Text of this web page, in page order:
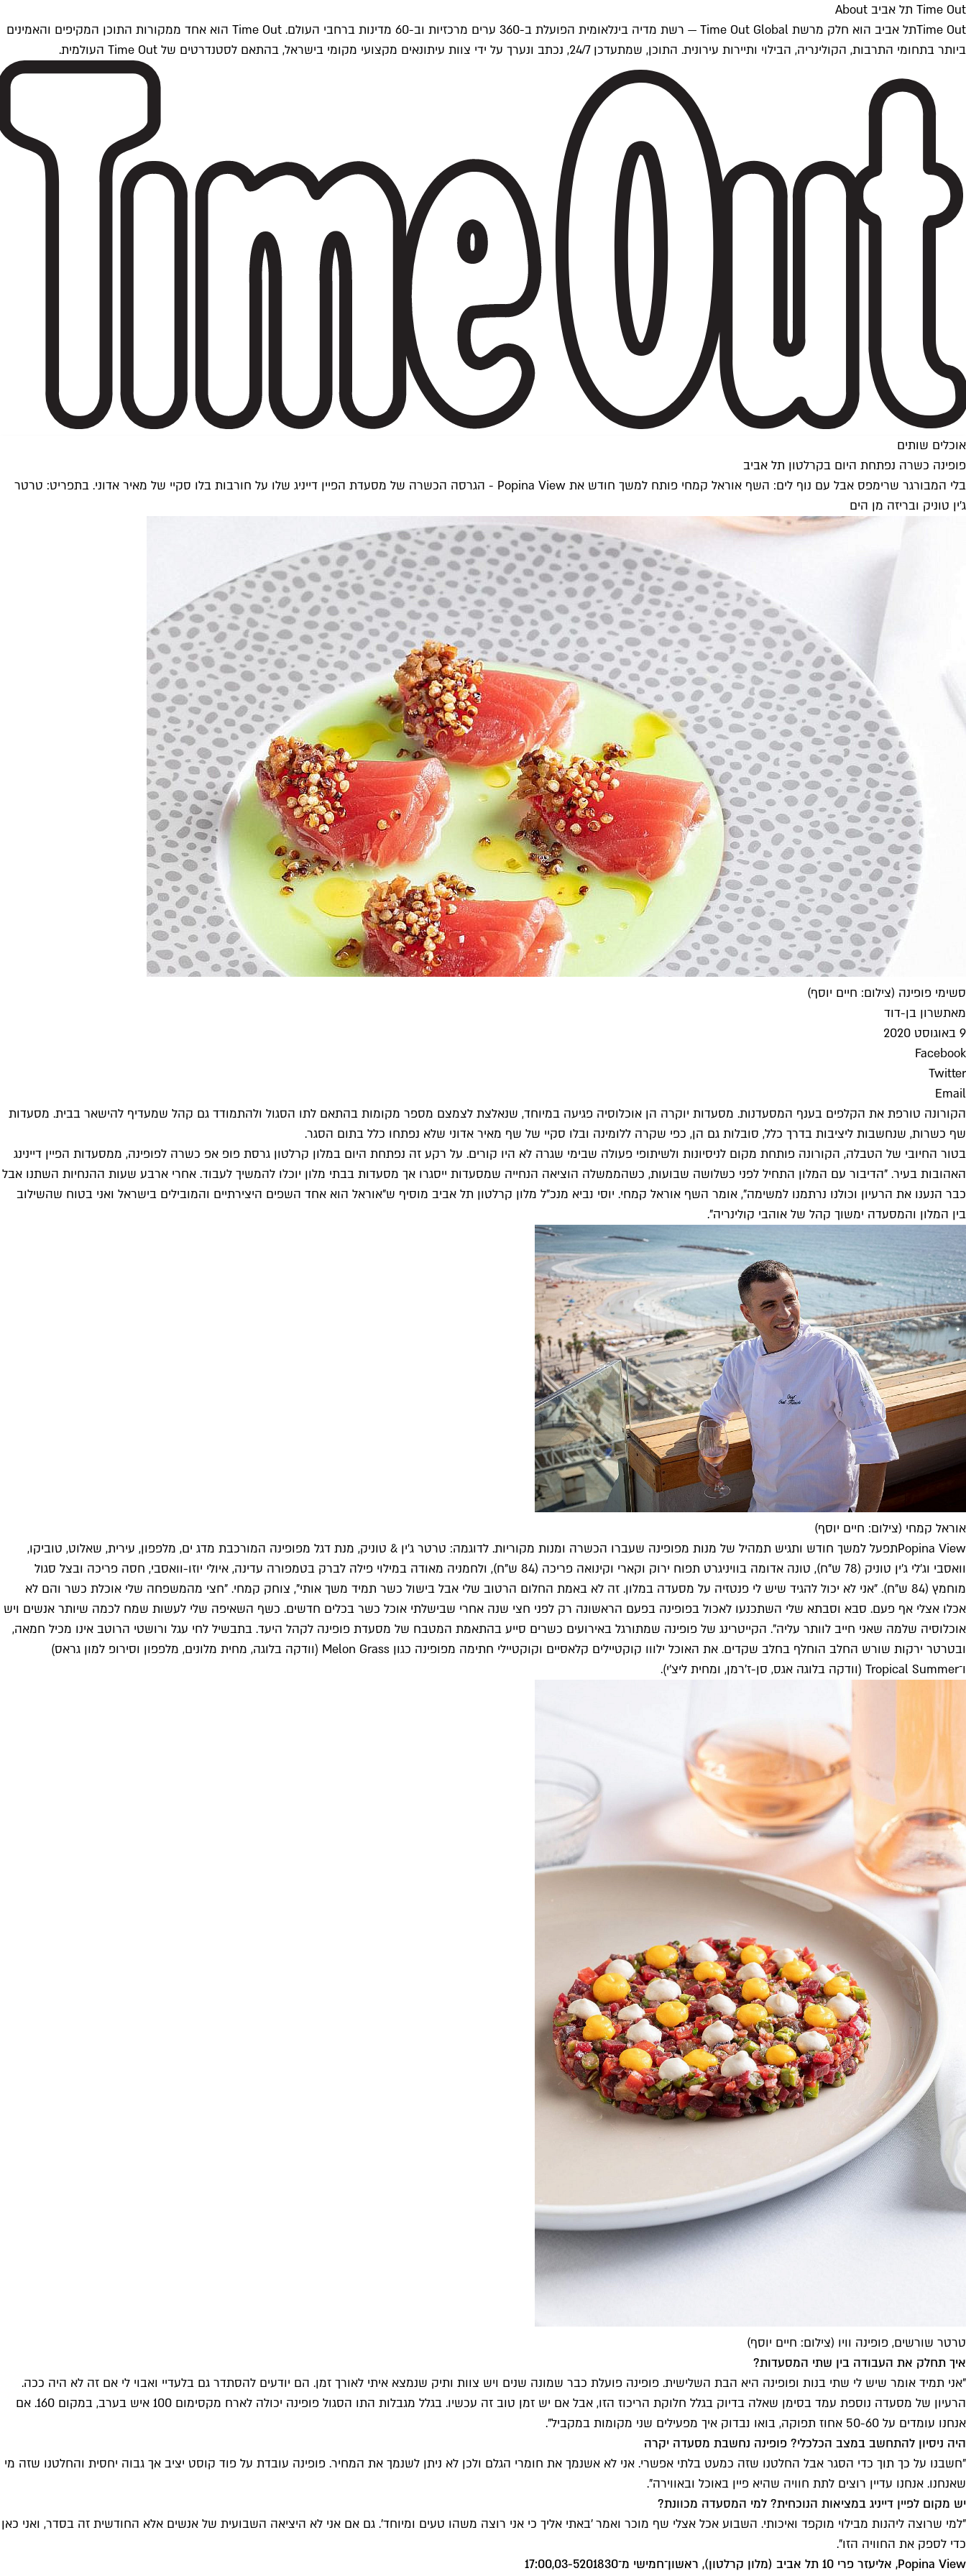
Time Out תל אביב About
Time Outתל אביב הוא חלק מרשת Time Out Global — רשת מדיה בינלאומית הפועלת ב-360 ערים מרכזיות וב-60 מדינות ברחבי העולם. Time Out הוא אחד ממקורות התוכן המקיפים והאמינים
ביותר בתחומי התרבות, הקולינריה, הבילוי ותיירות עירונית. התוכן, שמתעדכן 24/7, נכתב ונערך על ידי צוות עיתונאים מקצועי מקומי בישראל, בהתאם לסטנדרטים של Time Out העולמית.
אוכלים שותים
פופינה כשרה נפתחת היום בקרלטון תל אביב
בלי המבורגר שרימפס אבל עם נוף לים: השף אוראל קמחי פותח למשך חודש את Popina View - הגרסה הכשרה של מסעדת הפיין דייניג שלו על חורבות בלו סקיי של מאיר אדוני. בתפריט: טרטר
ג׳ין טוניק ובריזה מן הים
סשימי פופינה (צילום: חיים יוסף)
מאתשרון בן-דוד
9 באוגוסט 2020
Facebook
Twitter
Email
הקורונה טורפת את הקלפים בענף המסעדנות. מסעדות יוקרה הן אוכלוסיה פגיעה במיוחד, שנאלצת לצמצם מספר מקומות בהתאם לתו הסגול ולהתמודד גם קהל שמעדיף להישאר בבית. מסעדות
שף כשרות, שנחשבות ליציבות בדרך כלל, סובלות גם הן, כפי שקרה ללומינה ובלו סקיי של שף מאיר אדוני שלא נפתחו כלל בתום הסגר.
בטור החיובי של הטבלה, הקורונה פותחת מקום לניסיונות ולשיתופי פעולה שבימי שגרה לא היו קורים. על רקע זה נפתחת היום במלון קרלטון גרסת פופ אפ כשרה לפופינה, ממסעדות הפיין דיינינג
האהובות בעיר. "הדיבור עם המלון התחיל לפני כשלושה שבועות, כשהממשלה הוציאה הנחייה שמסעדות ייסגרו אך מסעדות בבתי מלון יוכלו להמשיך לעבוד. אחרי ארבע שעות ההנחיות השתנו אבל
כבר הנענו את הרעיון וכולנו נרתמנו למשימה", אומר השף אוראל קמחי. יוסי נביא מנכ"ל מלון קרלטון תל אביב מוסיף ש"אוראל הוא אחד השפים היצירתיים והמובילים בישראל ואני בטוח שהשילוב
בין המלון והמסעדה ימשוך קהל של אוהבי קולינריה".
אוראל קמחי (צילום: חיים יוסף)
Popina Viewתפעל למשך חודש ותגיש תמהיל של מנות מפופינה שעברו הכשרה ומנות מקוריות. לדוגמה: טרטר ג'ין & טוניק, מנת דגל מפופינה המורכבת מדג ים, מלפפון, עירית, שאלוט, טוביקו,
וואסבי וג'לי ג'ין טוניק (78 ש"ח), טונה אדומה בוויניגרט תפוח ירוק וקארי וקינואה פריכה (84 ש"ח), ולחמניה מאודה במילוי פילה לברק בטמפורה עדינה, איולי יוזו-וואסבי, חסה פריכה ובצל סגול
מוחמץ (84 ש"ח). "אני לא יכול להגיד שיש לי פנטזיה על מסעדה במלון. זה לא באמת החלום הרטוב שלי אבל בישול כשר תמיד משך אותי", צוחק קמחי. "חצי מהמשפחה שלי אוכלת כשר והם לא
אכלו אצלי אף פעם. סבא וסבתא שלי השתכנעו לאכול בפופינה בפעם הראשונה רק לפני חצי שנה אחרי שבישלתי אוכל כשר בכלים חדשים. כשף השאיפה שלי לעשות שמח לכמה שיותר אנשים ויש
אוכלוסיה שלמה שאני חייב לוותר עליה". הקייטרינג של פופינה שמתורגל באירועים כשרים סייע בהתאמת המטבח של מסעדת פופינה לקהל היעד. בתבשיל לחי עגל ורושטי הרוטב אינו מכיל חמאה,
ובטרטר ירקות שורש החלב הוחלף בחלב שקדים. את האוכל ילווו קוקטיילים קלאסיים וקוקטיילי חתימה מפופינה כגון Melon Grass (וודקה בלוגה, מחית מלונים, מלפפון וסירופ למון גראס)
ו־Tropical Summer (וודקה בלוגה אגס, סן-ז'רמן, ומחית ליצ'י).
טרטר שורשים, פופינה וויו (צילום: חיים יוסף)
איך תחלק את העבודה בין שתי המסעדות?
"אני תמיד אומר שיש לי שתי בנות ופופינה היא הבת השלישית. פופינה פועלת כבר שמונה שנים ויש צוות ותיק שנמצא איתי לאורך זמן. הם יודעים להסתדר גם בלעדיי ואבוי לי אם זה לא היה ככה.
הרעיון של מסעדה נוספת עמד בסימן שאלה בדיוק בגלל חלוקת הריכוז הזו, אבל אם יש זמן טוב זה עכשיו. בגלל מגבלות התו הסגול פופינה יכולה לארח מקסימום 100 איש בערב, במקום 160. אם
אנחנו עומדים על 50-60 אחוז תפוקה, בואו נבדוק איך מפעילים שני מקומות במקביל".
היה ניסיון להתחשב במצב הכלכלי? פופינה נחשבת מסעדה יקרה
"חשבנו על כך תוך כדי הסגר אבל החלטנו שזה כמעט בלתי אפשרי. אני לא אשנמך את חומרי הגלם ולכן לא ניתן לשנמך את המחיר. פופינה עובדת על פוד קוסט יציב אך גבוה יחסית והחלטנו שזה מי
שאנחנו. אנחנו עדיין רוצים לתת חוויה שהיא פיין באוכל ובאווירה".
יש מקום לפיין דייניג במציאות הנוכחית? למי המסעדה מכוונת?
"למי שרוצה ליהנות מבילוי מוקפד ואיכותי. השבוע אכל אצלי שף מוכר ואמר 'באתי אליך כי אני רוצה משהו טעים ומיוחד'. גם אם אני לא היציאה השבועית של אנשים אלא החודשית זה בסדר, ואני כאן
כדי לספק את החוויה הזו".
Popina View, אליעזר פרי 10 תל אביב (מלון קרלטון), ראשון־חמישי מ־
17:00,03-5201830